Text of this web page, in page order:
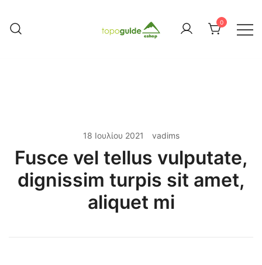
content
0
18 Ιουλίου 2021 vadims
Fusce vel tellus vulputate,
dignissim turpis sit amet,
aliquet mi